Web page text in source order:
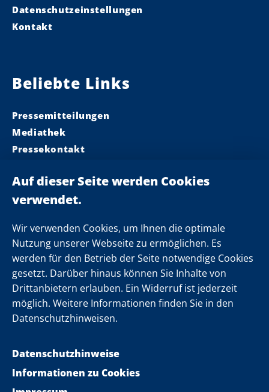
Wir verwenden Cookies, um Ihnen die optimale
Nutzung unserer Webseite zu ermöglichen. Es
werden für den Betrieb der Seite notwendige Cookies
gesetzt. Darüber hinaus können Sie Inhalte von
Drittanbietern erlauben. Ein Widerruf ist jederzeit
möglich. Weitere Informationen finden Sie in den
Datenschutzhinweisen.
Datenschutzhinweise
Informationen zu Cookies
Datenschutzeinstellungen
Kontakt
Beliebte Links
Pressemitteilungen
Mediathek
Pressekontakt
Landeskabinett
Einsamkeit
Folgen Sie uns